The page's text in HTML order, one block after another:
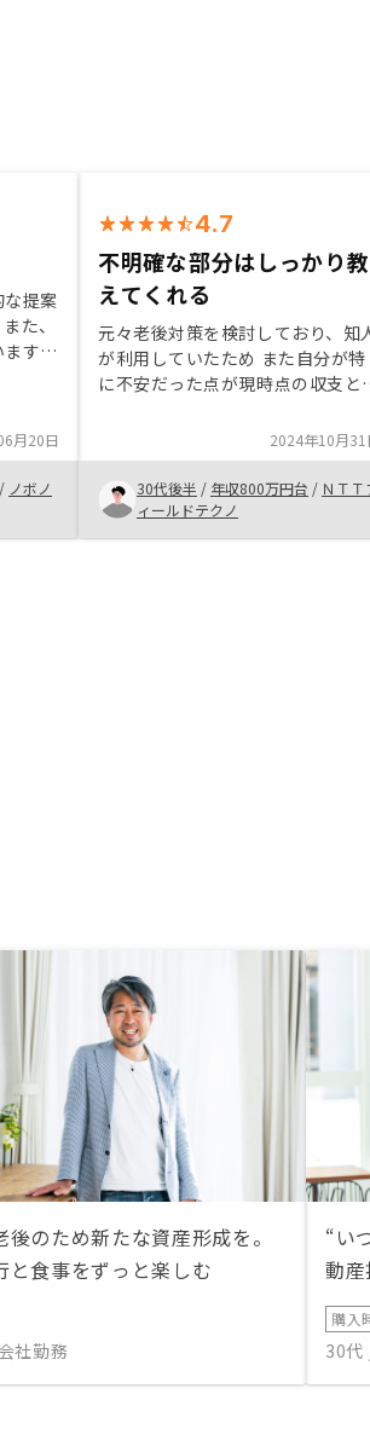
提案
た、
す。
月20日
/ ノボノ
4.7
不明確な部分はしっかり教
えてくれる
元々老後対策を検討しており、知
が利用していたため また自分が特
に不安だった点が現時点の収支と
り教えてくれる点、マンション選
にあたってのポイントを教えて貰
るので不安なく始めることができ
2024年10月31
30代後半 / 年収800万円台 / ＮＴＴ
ィールドテクノ
後のため新たな資産形成を。
と食事をずっと楽しむ
社勤務
“い
動
購入
30代